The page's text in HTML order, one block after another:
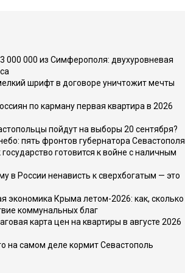
000 000 из Симферополя: двухуровневая
шрифт в договоре уничтожит мечты
по карману первая квартира в 2026
пойдут на выборы 20 сентября?
пять фронтов губернатора Севастополя
готовится к войне с наличным
в России ненависть к сверхбогатым — это
экономика Крыма летом-2026: как, сколько
коммунальных благ
карта цен на квартиры в августе 2026
на самом деле кормит Севастополь